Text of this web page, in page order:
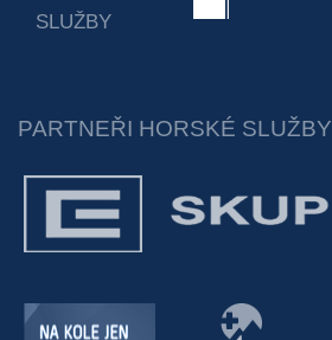
SLUŽBY
PARTNEŘI HORSKÉ SLUŽBY